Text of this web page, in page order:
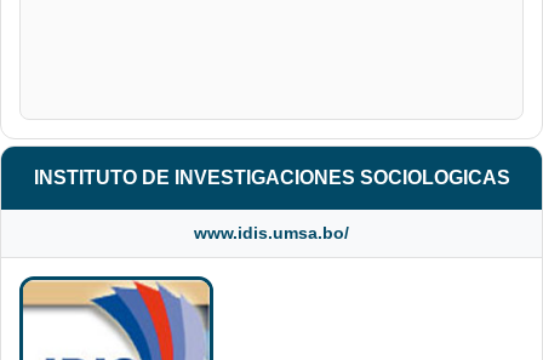
INSTITUTO DE INVESTIGACIONES SOCIOLOGICAS
www.idis.umsa.bo/